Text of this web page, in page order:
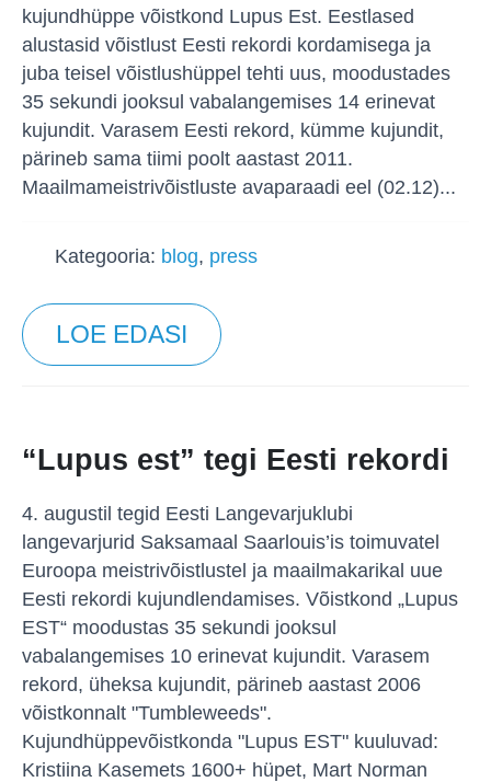
kujundhüppe võistkond Lupus Est. Eestlased
alustasid võistlust Eesti rekordi kordamisega ja
juba teisel võistlushüppel tehti uus, moodustades
35 sekundi jooksul vabalangemises 14 erinevat
kujundit. Varasem Eesti rekord, kümme kujundit,
pärineb sama tiimi poolt aastast 2011.
Maailmameistrivõistluste avaparaadi eel (02.12)...
Kategooria: blog, press
LOE EDASI
“Lupus est” tegi Eesti rekordi
4. augustil tegid Eesti Langevarjuklubi
langevarjurid Saksamaal Saarlouis’is toimuvatel
Euroopa meistrivõistlustel ja maailmakarikal uue
Eesti rekordi kujundlendamises. Võistkond „Lupus
EST“ moodustas 35 sekundi jooksul
vabalangemises 10 erinevat kujundit. Varasem
rekord, üheksa kujundit, pärineb aastast 2006
võistkonnalt "Tumbleweeds".
Kujundhüppevõistkonda "Lupus EST" kuuluvad:
Kristiina Kasemets 1600+ hüpet, Mart Norman